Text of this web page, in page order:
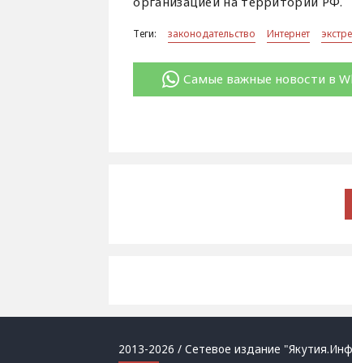
Теги: законодательство Интернет
Самые важные новости в
2013-2026 / Сетевое издание